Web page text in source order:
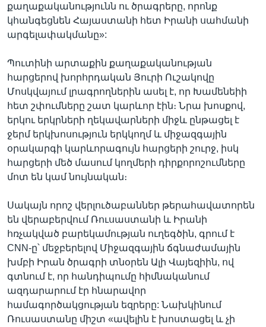
քաղաքականությունն ու ծրագրերը, որոնք
կհանգեցնեն Հայաստանի հետ Իրանի սահմանի
արգելափակմանը»:
Պուտինի արտաքին քաղաքականության
հարցերով խորհրդական Յուրի Ուշակովը
Մոսկվայում լրագրողներին ասել է, որ Խամենեիի
հետ շփումները շատ կարևոր էին։ Նրա խոսքով,
երկու երկրների ղեկավարների միջև ընթացել է
ջերմ երկխոսություն երկկողմ և միջազգային
օրակարգի կարևորագույն հարցերի շուրջ, իսկ
հարցերի մեծ մասում կողմերի դիրքորոշումները
մոտ են կամ նույնական։
Սակայն որոշ վերլուծաբաններ թերահավատորեն
են վերաբերվում Ռուսաստանի և Իրանի
հռչակված բարեկամության ուղեգծին, գրում է
CNN-ը՝ մեջբերելով Միջազգային ճգնաժամային
խմբի Իրան ծրագրի տնօրեն Ալի Վայեզիին, ով
գտնում է, որ հանդիպումը հիմնականում
ազդարարում էր հնարավոր
համագործակցության եզրերը: Նախկինում
Ռուսաստանը միշտ «ավելին է խոստացել և չի